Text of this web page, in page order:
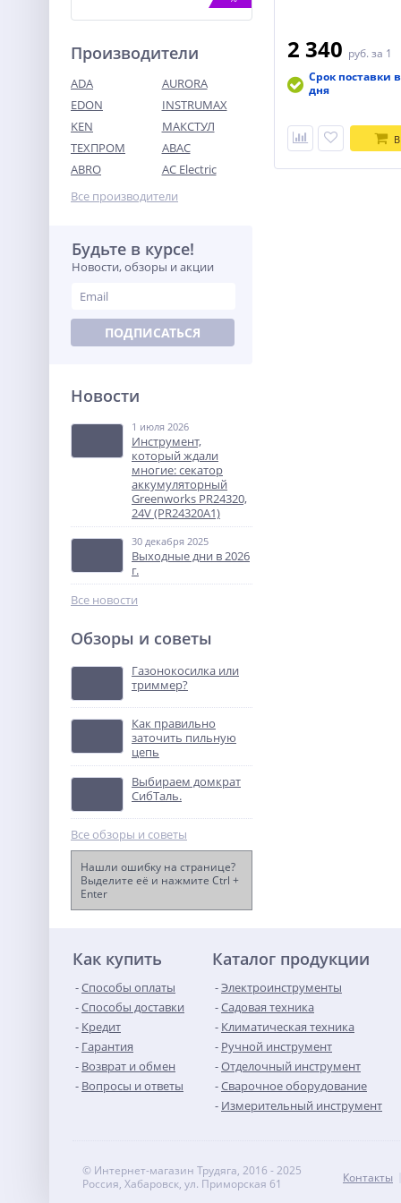
Дрель-шуруповерт
аккумуляторная WORX
WX102, 20В, 60Нм,
бесщеточная, 2Ач х2, ЗУ,
кейс
14 990
Дрель-шуруповерт ВИХРЬ
3 610руб.
%
Дрель-шуруповерт
бесщёточная WORX
WX102.9, 20В, 60Нм, без
АКБ и ЗУ
9 990
%
Бензиновый генератор
Samsan R5500
Производители
ADA
AURORA
EDON
INSTRUMAX
KEN
МАКСТУЛ
ТЕХПРОМ
ABAC
ABRO
AC Electric
Все производители
Будьте в курсе!
Новости, обзоры и акции
ПОДПИСАТЬСЯ
Новости
1 июля 2026
Инструмент,
который ждали
многие: секатор
аккумуляторный
Greenworks PR24320,
24V (PR24320A1)
30 декабря 2025
Выходные дни в 2026
г.
Все новости
Обзоры и советы
Газонокосилка или
триммер?
Как правильно
заточить пильную
цепь
Выбираем домкрат
СибТаль.
Все обзоры и советы
Нашли ошибку на странице?
Выделите её и нажмите Ctrl +
Enter
2 340 руб. за 1
Срок поставки
дня
Как купить
Способы оплаты
Способы доставки
Кредит
Гарантия
Возврат и обмен
Вопросы и ответы
Каталог продукции
Электроинструменты
Садовая техника
Климатическая техника
Ручной инструмент
Отделочный инструмент
Сварочное оборудование
Измерительный инструмент
© Интернет-магазин Трудяга, 2016 - 2025
Россия, Хабаровск, ул. Приморская 61
Контакты